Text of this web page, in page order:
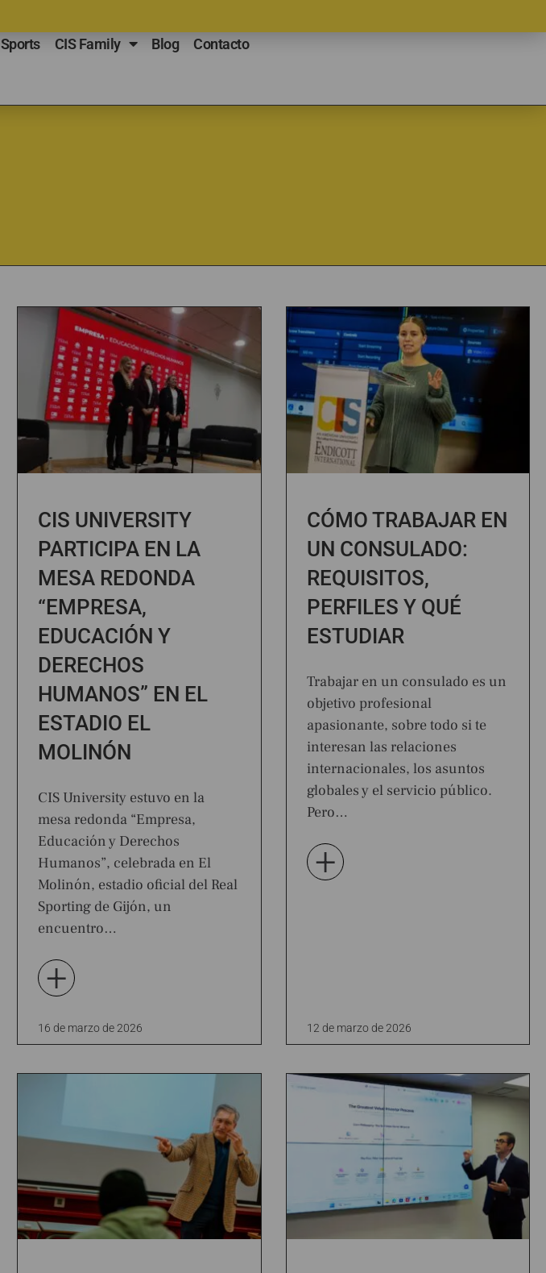
Sports CIS Family Blog Contacto
CIS UNIVERSITY
PARTICIPA EN LA
MESA REDONDA
“EMPRESA,
EDUCACIÓN Y
DERECHOS
HUMANOS” EN EL
ESTADIO EL
MOLINÓN
CIS University estuvo en la
mesa redonda “Empresa,
Educación y Derechos
Humanos”, celebrada en El
Molinón, estadio oficial del Real
Sporting de Gijón, un
encuentro…
+
16 de marzo de 2026
CÓMO TRABAJAR EN
UN CONSULADO:
REQUISITOS,
PERFILES Y QUÉ
ESTUDIAR
Trabajar en un consulado es un
objetivo profesional
apasionante, sobre todo si te
interesan las relaciones
internacionales, los asuntos
globales y el servicio público.
Pero…
+
12 de marzo de 2026